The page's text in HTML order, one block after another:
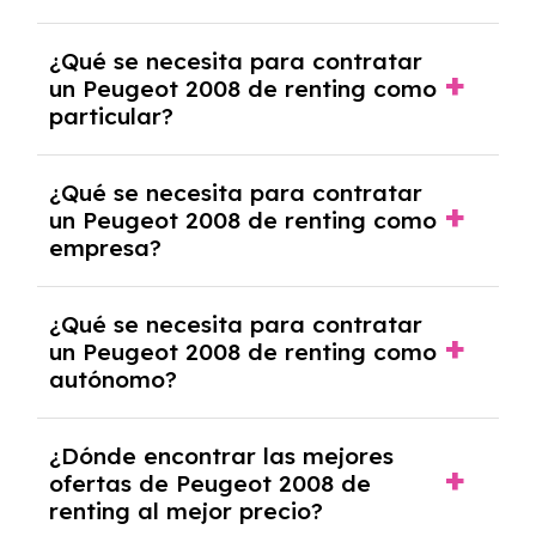
económica.
pero puede haber penalizaciones por
cancelación anticipada. Es importante revisar
las condiciones del contrato y hablar con un
experto que te asesore.
¿Qué se necesita para contratar
un Peugeot 2008 de renting como
particular?
y, en algunos casos, una consulta de solvencia
crediticia y un pago inicial.
¿Qué se necesita para contratar
un Peugeot 2008 de renting como
empresa?
documentación financiera y, en algunos
casos, un informe de solvencia de la empresa
y un pago inicial.
¿Qué se necesita para contratar
un Peugeot 2008 de renting como
autónomo?
autónomos, justificante de ingresos y, en
algunos casos, un informe fiscal y un pago
inicial.
¿Dónde encontrar las mejores
ofertas de Peugeot 2008 de
renting al mejor precio?